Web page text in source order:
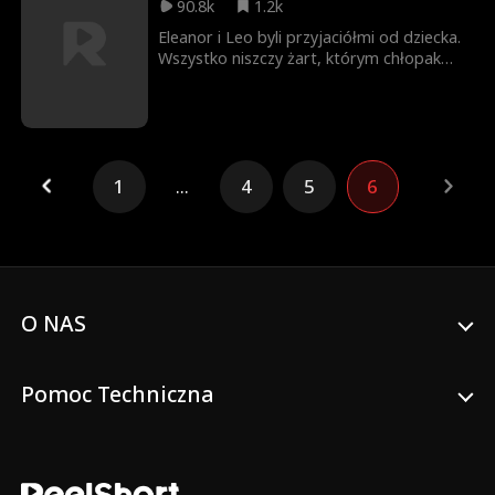
Emma odkrywa, że ten prześladowca ma
więcej tajemnic, niż myślała.
90.8k
1.2k
Eleanor i Leo byli przyjaciółmi od dziecka.
Wszystko niszczy żart, którym chłopak
zmysłów. Nie wie, że tej zdrady nie da się
naprawić.
1 ... 4 5 6
O NAS
Pomoc Techniczna